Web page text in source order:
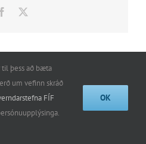
Facebook
| Stórhöfða 31 | 110
0050 | iceatca@iceatca.is
til þess að bæta
um vefinn skráð
FÍF
OK